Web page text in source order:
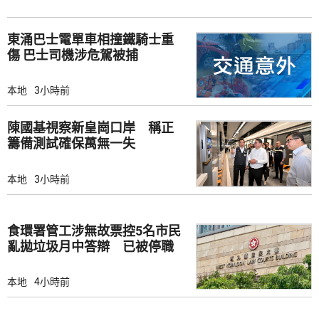
東涌巴士電單車相撞鐵騎士重
傷 巴士司機涉危駕被捕
本地 3小時前
陳國基視察新皇崗口岸 稱正
籌備測試確保萬無一失
本地 3小時前
食環署管工涉無故票控5名市民
亂拋垃圾月中答辯 已被停職
本地 4小時前